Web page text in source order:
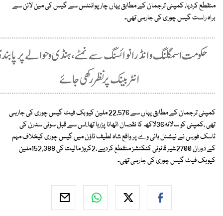
منقطع کردیا، کمپنی ترجمان کے مطابق یہاں چار پوائنٹس سے گیس کی مین لائن سے
براہ راست گیس چوری کی جارہی تھی۔
کمپنی ترجمان کے مطابق یہاں سے 22,576 ملین کیوبک فیٹ گیس چوری کی جارہی
تھی ،کمپنی کو سالانہ36لاکھ کا نقصان اٹھانا پڑرہا تھا،اس سے قبل سوئی سدرن کی
ٹاسک فورس نے نیشنل ہائی وے پر واقع شاہ لطیف ٹاؤن میں گیس چوری کیخلاف مہم
کے دوران 2700غیر قانونی کنکنشز منقطع کردیے ،2کروڑ مالیت کی 152,388ملین
کیوبک فیٹ گیس چوری کی جارہی تھی۔